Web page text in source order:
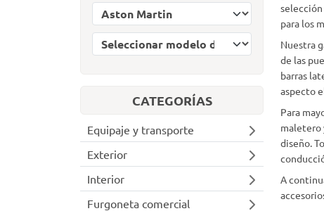
Seleccionar marca de coche
Seleccionar modelo de coche
CATEGORÍAS
Equipaje y transporte
Exterior
Interior
Furgoneta comercial
para los
Nuestra
de las
barras
aspecto
Para
maletero
diseño.
A